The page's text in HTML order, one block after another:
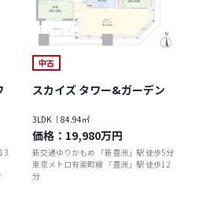
中古
スカイズ タワー&ガーデン
3LDK ｜84.94㎡
価格： 19,980万円
新交通ゆりかもめ 「新豊洲」駅 徒歩5分
東京メトロ有楽町線 「豊洲」駅 徒歩12
分